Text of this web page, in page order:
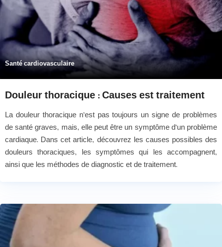
Santé cardiovasculaire
Douleur thoracique : Causes est traitement
La douleur thoracique n’est pas toujours un signe de problèmes
de santé graves, mais, elle peut être un symptôme d’un problème
cardiaque. Dans cet article, découvrez les causes possibles des
douleurs thoraciques, les symptômes qui les accompagnent,
ainsi que les méthodes de diagnostic et de traitement.